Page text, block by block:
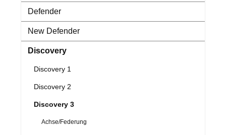
Defender
New Defender
Discovery
Discovery 1
Discovery 2
Discovery 3
Achse/Federung